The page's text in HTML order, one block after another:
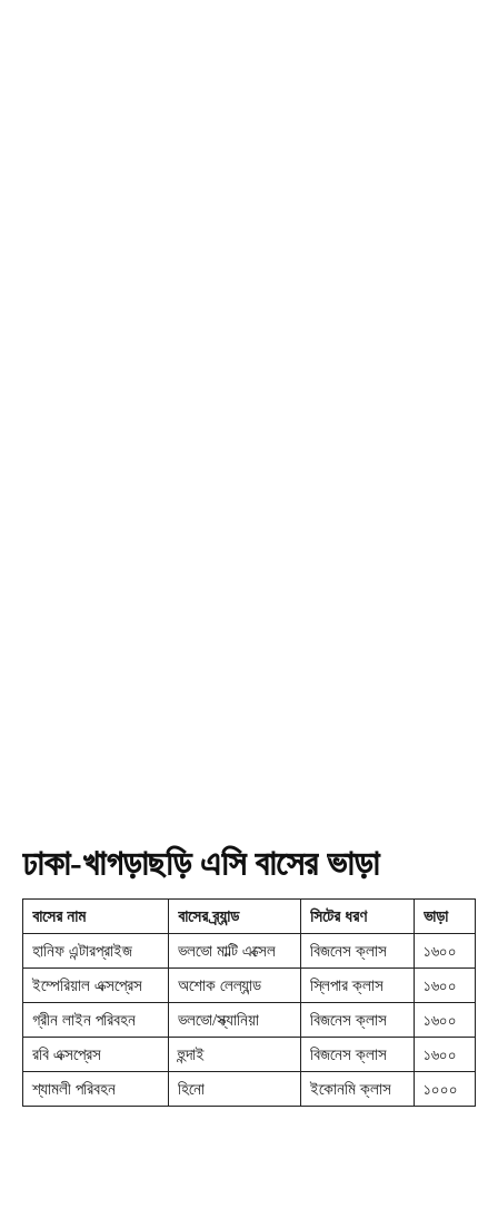
ঢাকা-খাগড়াছড়ি এসি বাসের ভাড়া
বাসের নাম বাসের ব্র্যান্ড সিটের ধরণ
ভাড়া
হানিফ এন্টারপ্রাইজ
ভলভো মাল্টি এক্সেল বিজনেস ক্লাস
১৬০০
ইম্পেরিয়াল এক্সপ্রেস
অশোক লেল্যান্ড স্লিপার ক্লাস
১৬০০
গ্রীন লাইন পরিবহন
ভলভো/স্ক্যানিয়া বিজনেস ক্লাস
১৬০০
রবি এক্সপ্রেস
হুন্দাই বিজনেস ক্লাস
১৬০০
শ্যামলী পরিবহন
হিনো ইকোনমি ক্লাস ১০০০